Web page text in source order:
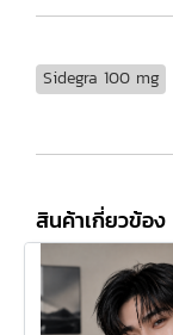
Sidegra 100 mg
สินค้าเกี่ยวข้อง